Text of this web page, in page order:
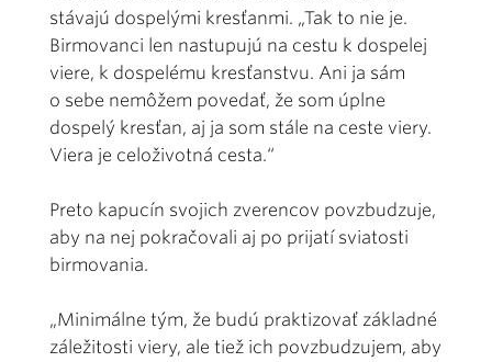
stávajú dospelými kresťanmi. „Tak to nie je.
Birmovanci len nastupujú na cestu k dospelej
viere, k dospelému kresťanstvu. Ani ja sám
o sebe nemôžem povedať, že som úplne
dospelý kresťan, aj ja som stále na ceste viery.
Viera je celoživotná cesta.“
Preto kapucín svojich zverencov povzbudzuje,
aby na nej pokračovali aj po prijatí sviatosti
birmovania.
„Minimálne tým, že budú praktizovať základné
záležitosti viery, ale tiež ich povzbudzujem, aby